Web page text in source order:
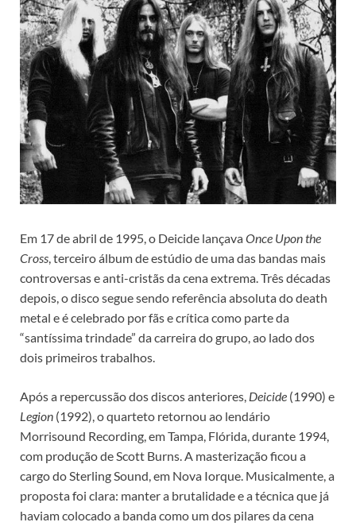
Em 17 de abril de 1995, o Deicide lançavaOnce Upon the
Cross , terceiro álbum de estúdio de uma das bandas mais
controversas e anti-cristãs da cena extrema. Três décadas
depois, o disco segue sendo referência absoluta do death
metal e é celebrado por fãs e crítica como parte da
“santíssima trindade” da carreira do grupo, ao lado dos
dois primeiros trabalhos.
Após a repercussão dos discos anteriores, Deicide (1990) e
Legion (1992), o quarteto retornou ao lendário
Morrisound Recording, em Tampa, Flórida, durante 1994,
com produção de Scott Burns. A masterização ficou a
cargo do Sterling Sound, em Nova Iorque. Musicalmente, a
proposta foi clara: manter a brutalidade e a técnica que já
haviam colocado a banda como um dos pilares da cena